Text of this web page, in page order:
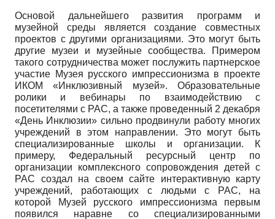
Основой дальнейшего развития программ и
музейной среды является создание совместных
проектов с другими организациями. Это могут быть
другие музеи и музейные сообщества. Примером
такого сотрудничества может послужить партнерское
участие Музея русского импрессионизма в проекте
ИКОМ «Инклюзивный музей». Образовательные
ролики и вебинары по взаимодействию с
посетителями с РАС, а также проведенный 2 декабря
«День Инклюзии» сильно продвинули работу многих
учреждений в этом направлении. Это могут быть
специализированные школы и организации. К
примеру, Федеральный ресурсный центр по
организации комплексного сопровождения детей с
РАС создал на своем сайте интерактивную карту
учреждений, работающих с людьми с РАС, на
которой Музей русского импрессионизма первым
появился наравне со специализированными